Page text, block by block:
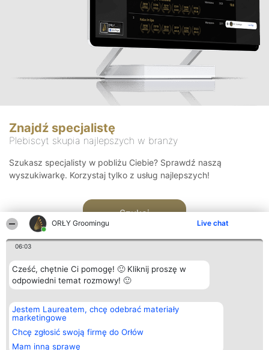
ORŁY Groomingu Live chat
06:03
Cześć, chętnie Ci pomogę! 🙂 Kliknij proszę w
odpowiedni temat rozmowy! 🙂
Jestem Laureatem, chcę odebrać materiały
marketingowe
Chcę zgłosić swoją firmę do Orłów
Mam inną sprawę
Znajdź specjalistę
Plebiscyt skupia najlepszych w branży
Szukasz specjalisty w pobliżu Ciebie? Sprawdź naszą
wyszukiwarkę. Korzystaj tylko z usług najlepszych!
Szukaj
Organizator plebiscytu
Bright Side Solutions sp. z o.
o. sp. k.
ul. Ruska 22
Wrocław 50-079
KRS 0000749100 | Regon
Plebiscyt
Laureaci
wszystkich
Laureatów
Kontakt
Kontakt